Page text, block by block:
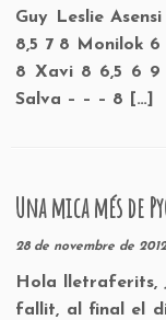
Guy Leslie
8,5 7 8 Monilok 6
8 Xavi 8 6,5 6 9
Salva – – – 8 […]
Una mica més de
28 de novembre de
Hola lletraferits,
fallit, al final el